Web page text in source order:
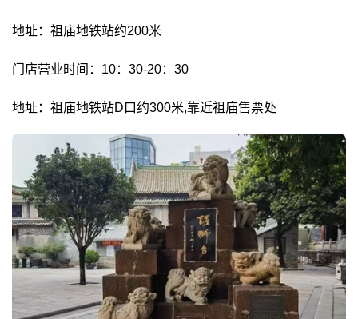
地址：祖庙地铁站约200米
门店营业时间：10：30-20：30
地址：祖庙地铁站D口约300米,靠近祖庙售票处